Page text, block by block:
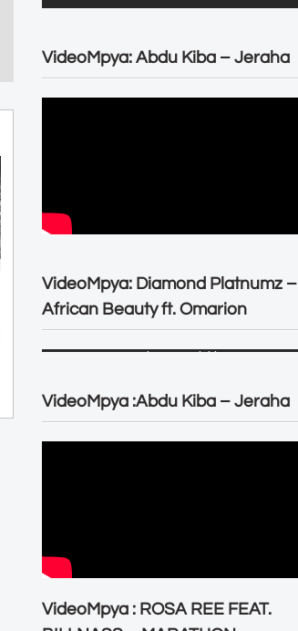
VideoMpya: Abdu Kiba – Jeraha
VideoMpya: Diamond Platnumz –
African Beauty ft. Omarion
VideoMpya :Abdu Kiba – Jeraha
VideoMpya : ROSA REE FEAT.